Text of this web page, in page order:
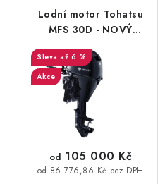
Lodní motor Tohatsu
MFS 30D - NOVÝ
MODEL
až 6 %
Akce
od 86 776,86 Kč bez DPH
od 105 000 Kč